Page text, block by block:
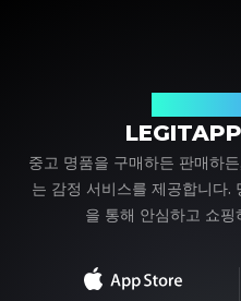
중고 명품을 구매하든 판매하
는 감정 서비스를 제공합니다.
을 통해 안심하고 쇼